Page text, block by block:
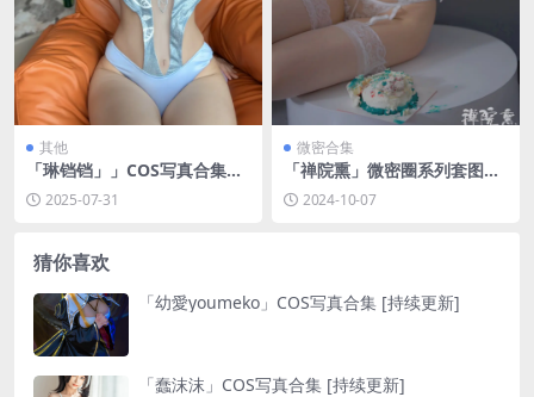
其他
「琳铛铛」」COS写真合集
[持续更新]
2025-07-31
微密合集
「禅院熏」微密圈系列套图&
视频合集[持续更新]
2024-10-07
猜你喜欢
「幼愛youmeko」COS写真合集 [持续更新]
「蠢沫沫」COS写真合集 [持续更新]